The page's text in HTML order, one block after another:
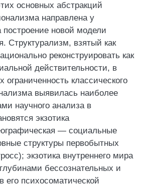
основных абстракций
направлена у
построение новой модели
Структурализм, взятый как
реконструировать как
действительности, в
ограниченность классического
выявилась наиболее
научного анализа в
экзотика
— социальные
структуры первобытных
экзотика внутреннего мира
бессознательных и
его психосоматической